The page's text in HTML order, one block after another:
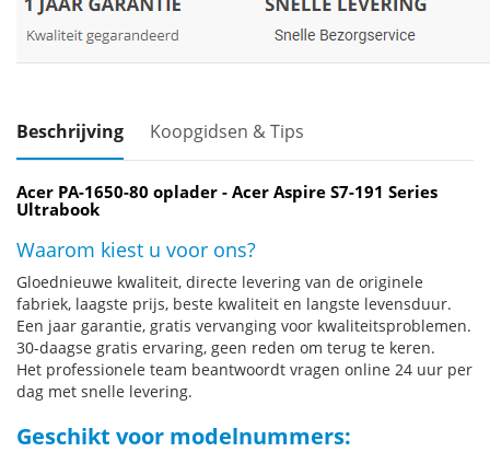
Beschrijving Koopgidsen & Tips
Acer PA-1650-80 oplader - Acer Aspire S7-191 Series
Ultrabook
Waarom kiest u voor ons?
Gloednieuwe kwaliteit, directe levering van de originele
fabriek, laagste prijs, beste kwaliteit en langste levensduur.
Een jaar garantie, gratis vervanging voor kwaliteitsproblemen.
30-daagse gratis ervaring, geen reden om terug te keren.
Het professionele team beantwoordt vragen online 24 uur per
dag met snelle levering.
Geschikt voor modelnummers: